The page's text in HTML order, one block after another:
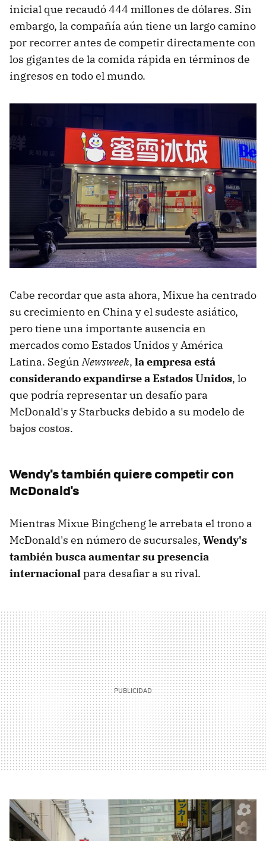
inicial que recaudó 444 millones de dólares. Sin
embargo, la compañía aún tiene un largo camino
por recorrer antes de competir directamente con
los gigantes de la comida rápida en términos de
ingresos en todo el mundo.
Cabe recordar que asta ahora, Mixue ha centrado
su crecimiento en China y el sudeste asiático,
pero tiene una importante ausencia en
mercados como Estados Unidos y América
Latina. SegúnNewsweek, la empresa está
considerando expandirse a Estados Unidos, lo
que podría representar un desafío para
McDonald's y Starbucks debido a su modelo de
bajos costos.
Wendy's también quiere competir con
McDonald's
Mientras Mixue Bingcheng le arrebata el trono a
McDonald's en número de sucursales, Wendy's
también busca aumentar su presencia
internacionalpara desafiar a su rival.